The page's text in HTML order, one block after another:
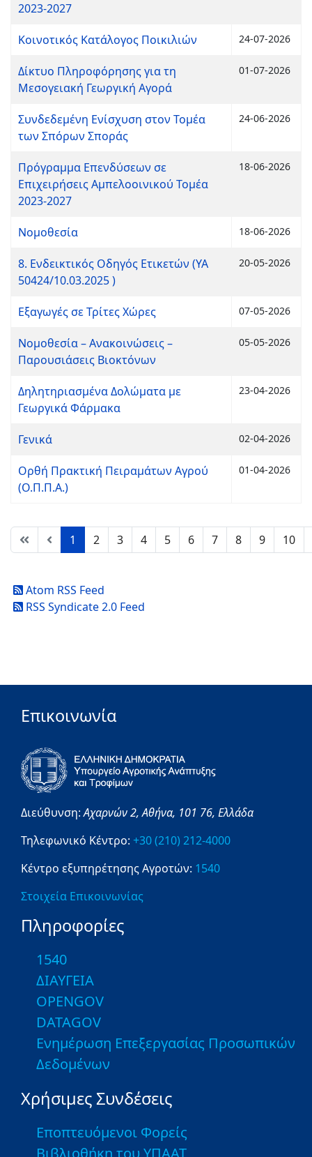
2023-2027
Κοινοτικός Κατάλογος Ποικιλιών 24-07-2026
Δίκτυο Πληροφόρησης για τη
Μεσογειακή Γεωργική Αγορά
01-07-2026
Συνδεδεμένη Ενίσχυση στον Τομέα
των Σπόρων Σποράς
24-06-2026
Πρόγραμμα Επενδύσεων σε
Επιχειρήσεις Αμπελοοινικού Τομέα
2023-2027
18-06-2026
Νομοθεσία 18-06-2026
8. Ενδεικτικός Οδηγός Ετικετών (ΥΑ
50424/10.03.2025 )
20-05-2026
Εξαγωγές σε Τρίτες Χώρες 07-05-2026
Νομοθεσία – Ανακοινώσεις –
Παρουσιάσεις Βιοκτόνων
05-05-2026
Δηλητηριασμένα Δολώματα με
Γεωργικά Φάρμακα
23-04-2026
Γενικά 02-04-2026
Ορθή Πρακτική Πειραμάτων Αγρού
(Ο.Π.Π.Α.)
01-04-2026
1 2 3 4 5 6 7 8 9 10
Atom RSS Feed
RSS Syndicate 2.0 Feed
Επικοινωνία
Διεύθυνση:Αχαρνών 2,Αθήνα, 101 76, Ελλάδα
Τηλεφωνικό Κέντρο: +30 (210) 212-4000
Κέντρο εξυπηρέτησης Αγροτών: 1540
Στοιχεία Επικοινωνίας
Πληροφορίες
1540
ΔΙΑΥΓΕΙΑ
OPENGOV
DATAGOV
Ενημέρωση Επεξεργασίας Προσωπικών
Δεδομένων
Χρήσιμες Συνδέσεις
Εποπτευόμενοι Φορείς
Βιβλιοθήκη του ΥΠΑΑΤ